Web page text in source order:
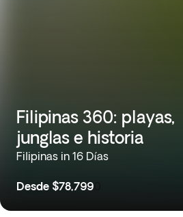
Filipinas 360: playas,
junglas e historia
Filipinas in 16 Días
Desde $78,799